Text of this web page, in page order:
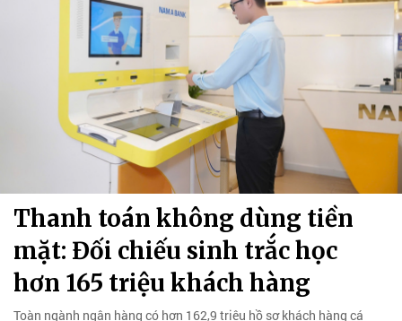
Thanh toán không dùng tiền
mặt: Đối chiếu sinh trắc học
hơn 165 triệu khách hàng
Toàn ngành ngân hàng có hơn 162,9 triệu hồ sơ khách hàng cá